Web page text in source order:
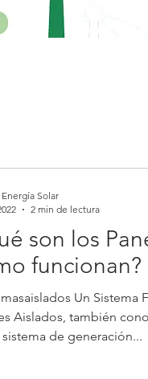
son los
funcionan?
Un Sistema
Aislados, también
sistema de generación...
Energía Solar
2 min de lectura